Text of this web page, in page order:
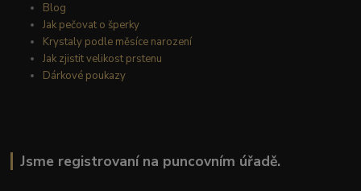
Blog
Jak pečovat o šperky
Krystaly podle měsíce narození
Jak zjistit velikost prstenu
Dárkové poukazy
Jsme registrovaní na puncovním úřadě.